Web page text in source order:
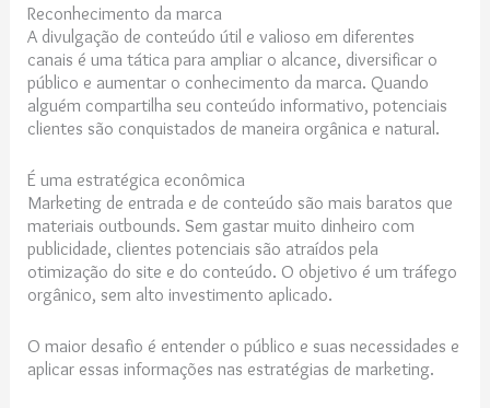
Reconhecimento da marca
A divulgação de conteúdo útil e valioso em diferentes
canais é uma tática para ampliar o alcance, diversificar o
público e aumentar o conhecimento da marca. Quando
alguém compartilha seu conteúdo informativo, potenciais
clientes são conquistados de maneira orgânica e natural.
É uma estratégica econômica
Marketing de entrada e de conteúdo são mais baratos que
materiais outbounds. Sem gastar muito dinheiro com
publicidade, clientes potenciais são atraídos pela
otimização do site e do conteúdo. O objetivo é um tráfego
orgânico, sem alto investimento aplicado.
O maior desafio é entender o público e suas necessidades e
aplicar essas informações nas estratégias de marketing.